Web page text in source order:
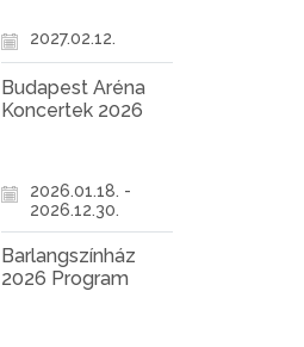
2027.02.12.
Budapest Aréna
Koncertek 2026
2026.01.18. -
2026.12.30.
Barlangszínház
2026 Program